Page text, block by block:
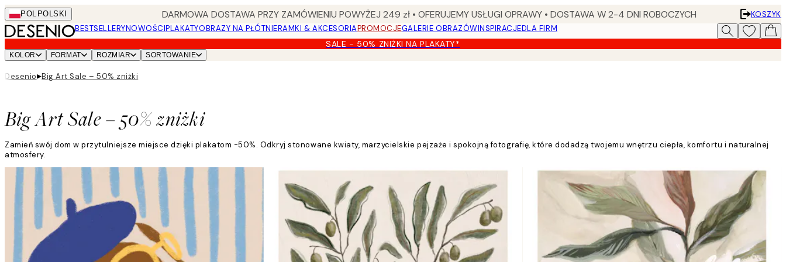
Skip
to
main
content.
POL POLSKI DARMOWA DOSTAWA PRZY ZAMÓWIENIU POWYŻEJ 249 zł • OFERUJEMY USŁUGI OPRAWY • DOSTAWA W 2-4 DNI ROBOCZYCH
KOSZYK
BESTSELLERYNOWOŚCIPLAKATYOBRAZY NA PŁÓTNIERAMKI & AKCESORIAPROMOCJEGALERIE OBRAZÓWINSPIRACJEDLA FIRM
SALE - 50% ZNIŻKI NA PLAKATY*
KOLOR FORMAT ROZMIAR SORTOWANIE
Desenio▸Big Art Sale – 50% zniżki
Big Art Sale – 50% zniżki
Zamień swój dom w przytulniejsze miejsce dzięki plakatom -50%. Odkryj stonowane kwiaty, marzycielskie pejzaże i spokojną fotografię, które dodadzą twojemu wnętrzu ciepła, komfortu i naturalnej
atmosfery.